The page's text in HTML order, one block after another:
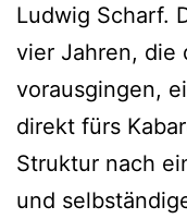
Ludwig Scharf.
vier Jahren, die
vorausgingen,
direkt fürs
Struktur nach
und